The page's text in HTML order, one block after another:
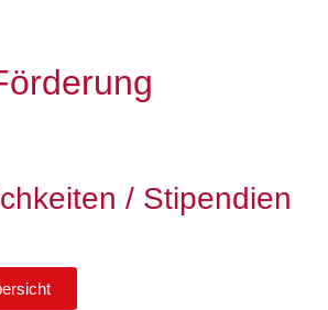
/ Stipendien